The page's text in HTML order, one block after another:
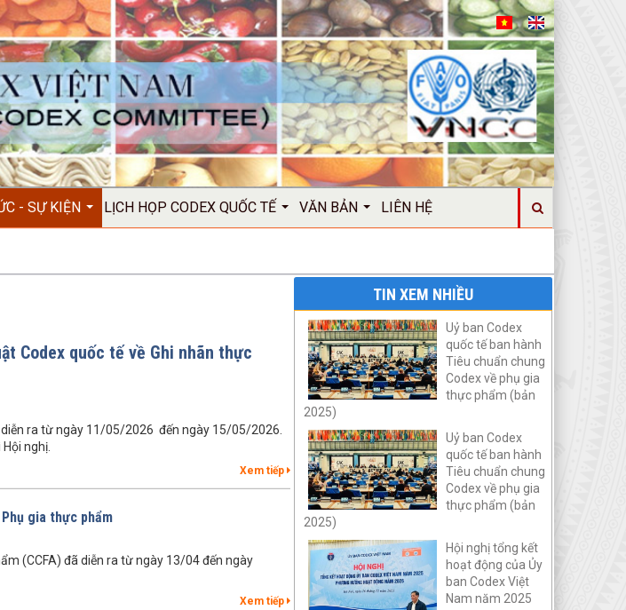
- SỰ KIỆN LỊCH HỌP CODEX QUỐC TẾ VĂN BẢN LIÊN HỆ
Codex quốc tế về Ghi nhãn thực
ra từ ngày 11/05/2026 đến ngày 15/05/2026.
nghị.
Xem tiếp
gia thực phẩm
(CCFA) đã diễn ra từ ngày 13/04 đến ngày
Xem tiếp
TIN XEM NHIỀU
Uỷ ban Codex
quốc tế ban hành
Tiêu chuẩn chung
Codex về phụ gia
thực phẩm (bản
2025)
Uỷ ban Codex
quốc tế ban hành
Tiêu chuẩn chung
Codex về phụ gia
thực phẩm (bản
2025)
Hội nghị tổng kết
hoạt động của Ủy
ban Codex Việt
Nam năm 2025